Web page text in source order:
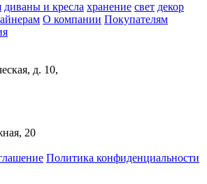
диваны и кресла хранение свет декор
О компании Покупателям
д. 10,
20
Политика конфиденциальности